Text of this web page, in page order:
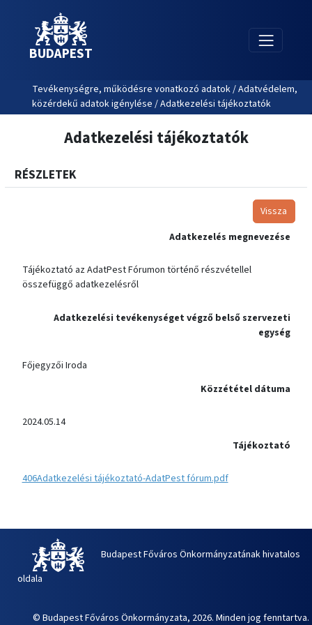
BUDAPEST
Tevékenységre, működésre vonatkozó adatok / Adatvédelem,
közérdekű adatok igénylése / Adatkezelési tájékoztatók
Adatkezelési tájékoztatók
RÉSZLETEK
Vissza
Adatkezelés megnevezése
Tájékoztató az AdatPest Fórumon történő részvétellel
összefüggő adatkezelésről
Adatkezelési tevékenységet végző belső szervezeti
egység
Főjegyzői Iroda
Közzététel dátuma
2024.05.14
Tájékoztató
406Adatkezelési tájékoztató-AdatPest fórum.pdf
Budapest Főváros Önkormányzatának hivatalos
oldala
© Budapest Főváros Önkormányzata, 2026. Minden jog fenntartva.